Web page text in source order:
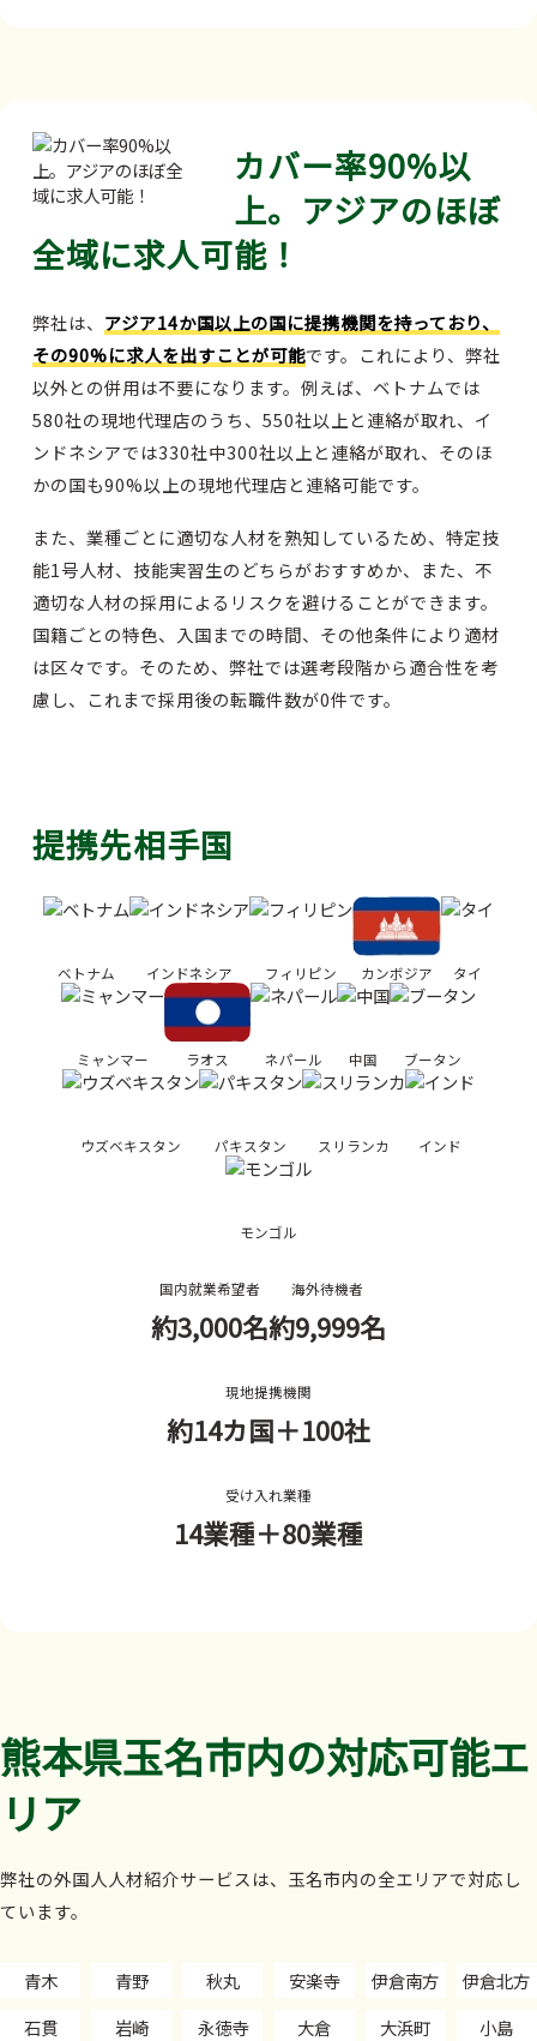
カバー率90%以
上。アジアのほぼ
全域に求人可能！
弊社は、 アジア14か国以上の国に提携機関を持っており、
その90%に求人を出すことが可能です。これにより、弊社
以外との併用は不要になります。例えば、ベトナムでは
580社の現地代理店のうち、550社以上と連絡が取れ、イ
ンドネシアでは330社中300社以上と連絡が取れ、そのほ
かの国も90%以上の現地代理店と連絡可能です。
また、業種ごとに適切な人材を熟知しているため、特定技
能1号人材、技能実習生のどちらがおすすめか、また、不
適切な人材の採用によるリスクを避けることができます。
国籍ごとの特色、入国までの時間、その他条件により適材
は区々です。そのため、弊社では選考段階から適合性を考
慮し、これまで採用後の転職件数が0件です。
提携先相手国
ベトナム インドネシア フィリピン カンボジア タイ
ミャンマー ラオス ネパール 中国 ブータン
ウズベキスタン パキスタン スリランカ インド
モンゴル
国内就業希望者
約3,000名
海外待機者
約9,999名
現地提携機関
約14カ国＋100社
受け入れ業種
14業種＋80業種
熊本県玉名市内の対応可能エ
リア
弊社の外国人人材紹介サービスは、玉名市内の全エリアで対応し
ています。
青木 青野 秋丸 安楽寺 伊倉南方
伊倉北方
石貫
岩崎 永徳寺 大倉 大浜町
小島